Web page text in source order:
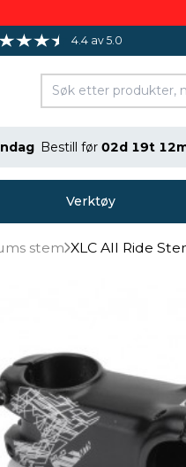
4.4 av 5.0
Bestill før02d 19t
Verktøy
stem XLC All Ride